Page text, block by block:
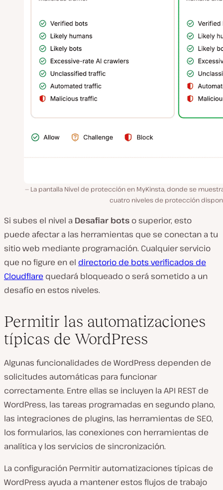
La pantalla Nivel de protección en MyKinsta, donde se
cuatro niveles de protección
Si subes el nivel a Desafiar bots o superior, esto
puede afectar a las herramientas que se conectan a tu
sitio web mediante programación. Cualquier servicio
que no figure en el directorio de bots verificados de
Cloudflare quedará bloqueado o será sometido a un
desafío en estos niveles.
Permitir las automatizaciones
típicas de WordPress
Algunas funcionalidades de WordPress dependen de
solicitudes automáticas para funcionar
correctamente. Entre ellas se incluyen la API REST de
WordPress, las tareas programadas en segundo plano,
las integraciones de plugins, las herramientas de SEO,
los formularios, las conexiones con herramientas de
analítica y los servicios de sincronización.
La configuración Permitir automatizaciones típicas de
WordPress ayuda a mantener estos flujos de trabajo